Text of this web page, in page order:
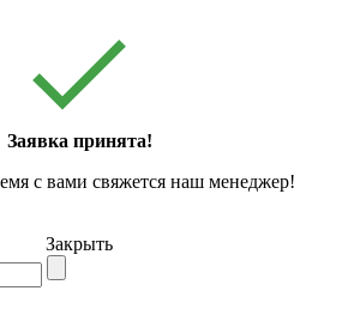
Заявка принята!
с вами свяжется наш менеджер!
Закрыть